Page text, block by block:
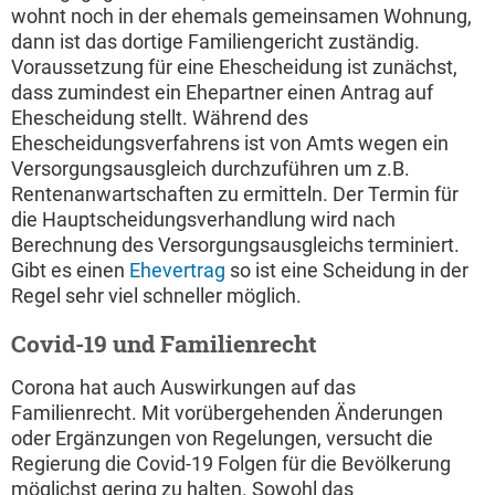
wohnt noch in der ehemals gemeinsamen Wohnung,
dann ist das dortige Familiengericht zuständig.
Voraussetzung für eine Ehescheidung ist zunächst,
dass zumindest ein Ehepartner einen Antrag auf
Ehescheidung stellt. Während des
Ehescheidungsverfahrens ist von Amts wegen ein
Versorgungsausgleich durchzuführen um z.B.
Rentenanwartschaften zu ermitteln. Der Termin für
die Hauptscheidungsverhandlung wird nach
Berechnung des Versorgungsausgleichs terminiert.
Gibt es einen Ehevertrag so ist eine Scheidung in der
Regel sehr viel schneller möglich.
Covid-19 und Familienrecht
Corona hat auch Auswirkungen auf das
Familienrecht. Mit vorübergehenden Änderungen
oder Ergänzungen von Regelungen, versucht die
Regierung die Covid-19 Folgen für die Bevölkerung
möglichst gering zu halten. Sowohl das